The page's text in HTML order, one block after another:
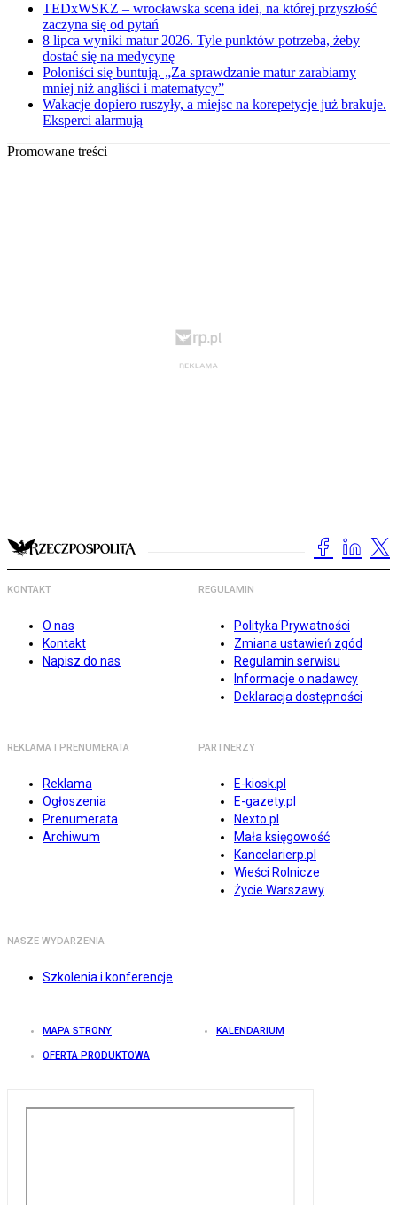
TEDxWSKZ – wrocławska scena idei, na której przyszłość
zaczyna się od pytań
8 lipca wyniki matur 2026. Tyle punktów potrzeba, żeby
dostać się na medycynę
Poloniści się buntują. „Za sprawdzanie matur zarabiamy
mniej niż angliści i matematycy”
Wakacje dopiero ruszyły, a miejsc na korepetycje już brakuje.
Eksperci alarmują
Promowane treści
KONTAKT
O nas
Kontakt
Napisz do nas
REGULAMIN
Polityka Prywatności
Zmiana ustawień zgód
Regulamin serwisu
Informacje o nadawcy
Deklaracja dostępności
REKLAMA I PRENUMERATA
Reklama
Ogłoszenia
Prenumerata
Archiwum
PARTNERZY
E-kiosk.pl
E-gazety.pl
Nexto.pl
Mała księgowość
Kancelarierp.pl
Wieści Rolnicze
Życie Warszawy
NASZE WYDARZENIA
Szkolenia i konferencje
MAPA STRONY KALENDARIUM
OFERTA PRODUKTOWA